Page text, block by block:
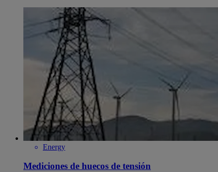
Energy
Mediciones de huecos de tensión